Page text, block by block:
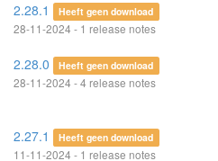
2.28.1 Heeft geen download
28-11-2024 - 1 release notes
2.28.0 Heeft geen download
28-11-2024 - 4 release notes
2.27.1 Heeft geen download
11-11-2024 - 1 release notes